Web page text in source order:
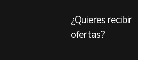
¿Quieres recibir
ofertas?